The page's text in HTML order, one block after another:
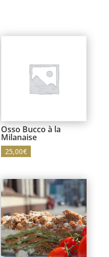
Osso Bucco à la
Milanaise
25,00€